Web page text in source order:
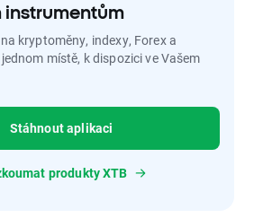
instrumentům
kryptoměny, indexy, Forex a
místě, k dispozici ve Vašem
Stáhnout aplikaci
produkty XTB